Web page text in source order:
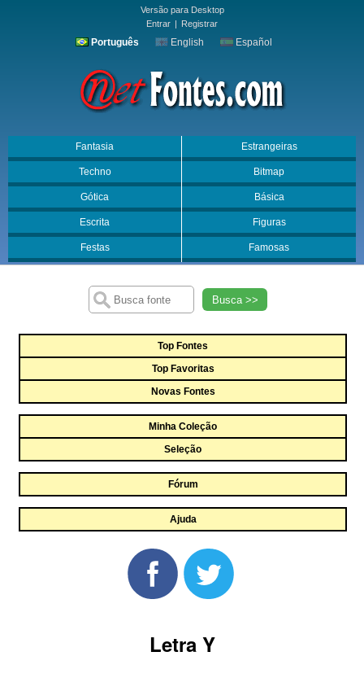
Versão para Desktop
Entrar | Registrar
Português English Español
Fantasia Estrangeiras
Techno Bitmap
Gótica Básica
Escrita Figuras
Festas Famosas
Busca >>
Top Fontes
Top Favoritas
Novas Fontes
Minha Coleção
Seleção
Fórum
Ajuda
Letra Y